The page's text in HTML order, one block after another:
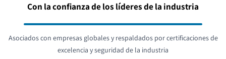
Con la confianza de los líderes de la industria
Asociados con empresas globales y respaldados por certificaciones de
excelencia y seguridad de la industria